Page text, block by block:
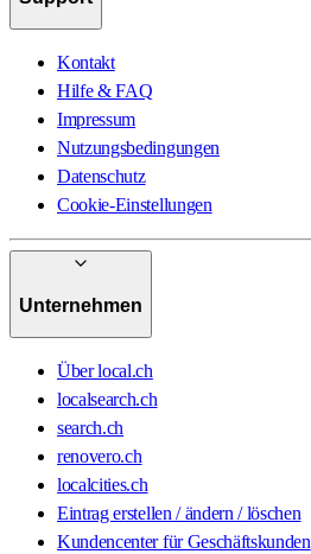
Kontakt
Hilfe & FAQ
Impressum
Nutzungsbedingungen
Datenschutz
Cookie-Einstellungen
Unternehmen
Über local.ch
localsearch.ch
search.ch
renovero.ch
localcities.ch
Eintrag erstellen / ändern / löschen
Kundencenter für Geschäftskunden